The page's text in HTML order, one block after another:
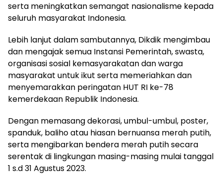
serta meningkatkan semangat nasionalisme kepada
seluruh masyarakat Indonesia.
Lebih lanjut dalam sambutannya, Dikdik mengimbau
dan mengajak semua Instansi Pemerintah, swasta,
organisasi sosial kemasyarakatan dan warga
masyarakat untuk ikut serta memeriahkan dan
menyemarakkan peringatan HUT RI ke-78
kemerdekaan Republik Indonesia.
Dengan memasang dekorasi, umbul-umbul, poster,
spanduk, baliho atau hiasan bernuansa merah putih,
serta mengibarkan bendera merah putih secara
serentak di lingkungan masing-masing mulai tanggal
1 s.d 31 Agustus 2023.